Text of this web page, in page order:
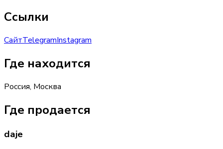
Ссылки
СайтTelegramInstagram
Где находится
Россия, Москва
Где продается
daje